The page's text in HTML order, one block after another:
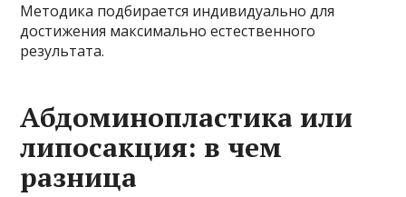
Методика подбирается индивидуально для
достижения максимально естественного
результата.
Абдоминопластика или
липосакция: в чем
разница